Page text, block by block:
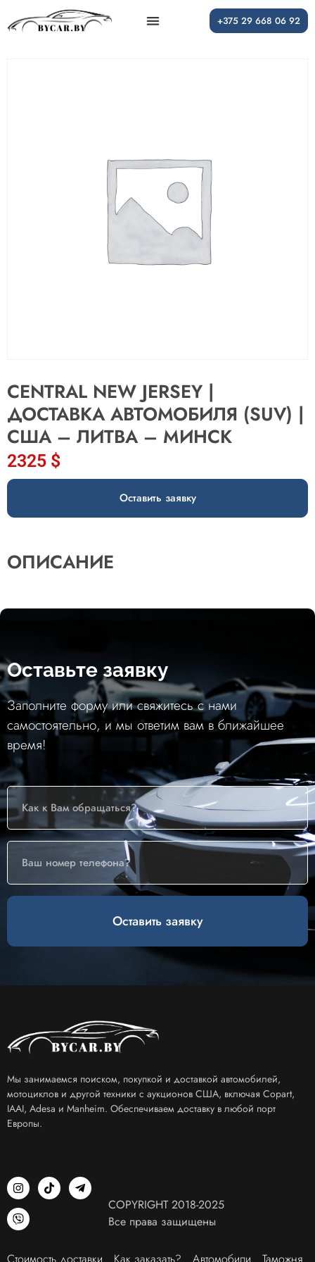
+375 29 668 06 92
CENTRAL NEW JERSEY |
ДОСТАВКА АВТОМОБИЛЯ (SUV) |
США – ЛИТВА – МИНСК
2325 $
Оставить заявку
ОПИСАНИЕ
Оставьте заявку
Заполните форму или свяжитесь с нами
самостоятельно, и мы ответим вам в ближайшее
время!
Оставить заявку
Мы занимаемся поиском, покупкой и доставкой автомобилей,
мотоциклов и другой техники с аукционов США, включая Copart,
IAAI, Adesa и Manheim. Обеспечиваем доставку в любой порт
Европы.
COPYRIGHT 2018-2025
Все права защищены